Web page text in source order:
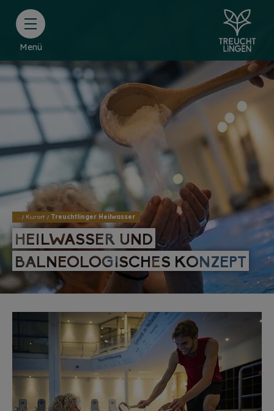
Menü
.. Kurort Treuchtlinger Heilwasser
HEILWASSER UND
BALNEOLOGISCHES KONZEPT
HEILWASSER UND
BALNEOLOGISCHES KONZEPT